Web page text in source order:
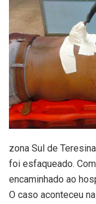
zona Sul de
foi esfaqueado.
encaminhado ao
O caso aconteceu